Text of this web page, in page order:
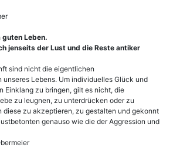
guten Leben.
jenseits der Lust und die Reste antiker
sind nicht die eigentlichen
unseres Lebens. Um individuelles Glück und
Einklang zu bringen, gilt es nicht, die
zu leugnen, zu unterdrücken oder zu
diese zu akzeptieren, zu gestalten und gekonnt
genauso wie die der Aggression und